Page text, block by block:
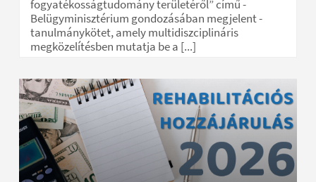
fogyatékosságtudomány területéről” című -
Belügyminisztérium gondozásában megjelent -
tanulmánykötet, amely multidiszciplináris
megközelítésben mutatja be a [...]